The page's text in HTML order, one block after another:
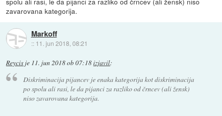
zavarovana kategorija.
Markoff
:: 11. jun 2018, 08:21
Reycis je 11. jun 2018 ob 07:18izjavil:
Diskriminacija pijancev je enaka kategorija kot diskriminacija
po spolu ali rasi, le da pijanci za razliko od črncev (ali žensk)
niso zavarovana kategorija.